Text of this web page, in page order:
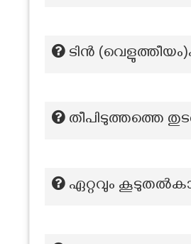
ടിൻ
തീപിടുത്തത്തെ
ഏറ്റവും